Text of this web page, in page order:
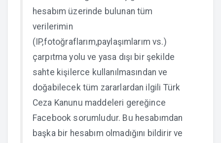
hesabım üzerinde bulunan tüm
verilerimin
(IP,fotoğraflarım,paylaşımlarım vs.)
çarpıtma yolu ve yasa dışı bir şekilde
sahte kişilerce kullanılmasından ve
doğabilecek tüm zararlardan ilgili Türk
Ceza Kanunu maddeleri gereğince
Facebook sorumludur. Bu hesabımdan
başka bir hesabım olmadığını bildirir ve